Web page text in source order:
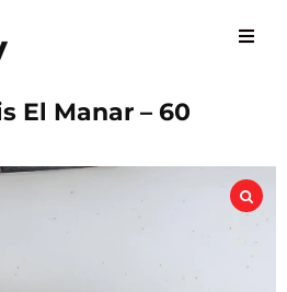
El Manar – 60